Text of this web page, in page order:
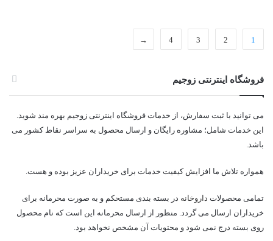
1
2
3
4
←
فروشگاه اینترنتی زوجیم
می توانید با ثبت سفارش، از خدمات فروشگاه اینترنتی زوجیم بهره مند شوید.
این خدمات شامل؛ مشاوره رایگان و ارسال محصول به سراسر نقاط کشور می
باشد.
همواره تلاش ما افزایش کیفیت خدمات برای خریداران عزیز بوده و هست.
تمامی محصولات داروخانه در بسته بندی مستحکم و به صورت محرمانه برای
خریداران ارسال می گردد. منظور از ارسال محرمانه این است که نام محصول
روی بسته درج نمی شود و محتویات آن مشخص نخواهد بود.